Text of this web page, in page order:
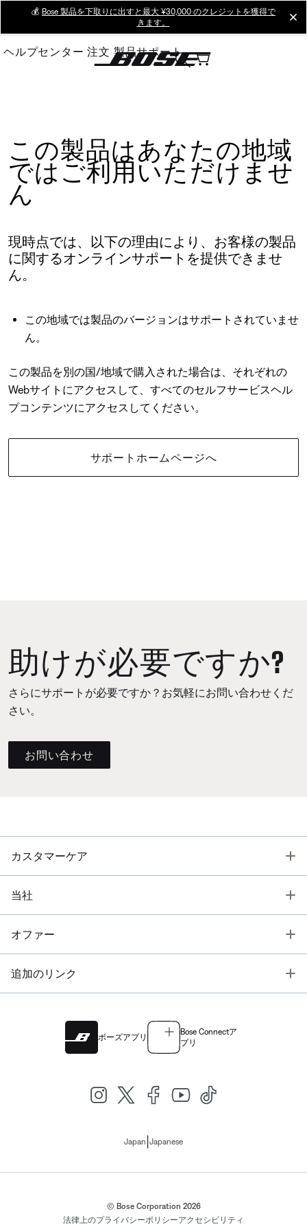
Main
💰 Bose 製品を下取りに出すと最大 ¥30,000 のクレジットを獲得で
きます。
ヘルプセンター 注文 製品サポート
この製品はあなたの地域
ではご利用いただけませ
ん
現時点では、以下の理由により、お客様の製品
に関するオンラインサポートを提供できませ
ん。
この地域では製品のバージョンはサポートされていませ
ん。
この製品を別の国/地域で購入された場合は、それぞれの
Webサイトにアクセスして、すべてのセルフサービスヘル
プコンテンツにアクセスしてください。
サポートホームページへ
助けが必要ですか?
さらにサポートが必要ですか？お気軽にお問い合わせくだ
さい。
お問い合わせ
カスタマーケア
当社
オファー
追加のリンク
ボーズアプリ
Bose Connectア
プリ
Japan Japanese
© Bose Corporation 2026
法律上のプライバシーポリシーアクセシビリティ